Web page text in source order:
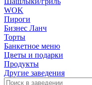
WOK
Пироги
Бизнес Ланч
Торты
Банкетное меню
Цветы и подарки
Продукты
Другие заведения